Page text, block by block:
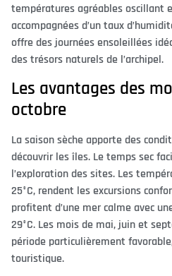
températures agréables oscillant
accompagnées d’un taux
offre des journées ensoleillées
des trésors naturels de l’archipel.
Les avantages des
octobre
La saison sèche apporte des
découvrir les îles. Le temps sec
l’exploration des sites. Les
25°C, rendent les excursions
profitent d’une mer calme avec
29°C. Les mois de mai, juin et
période particulièrement
touristique.